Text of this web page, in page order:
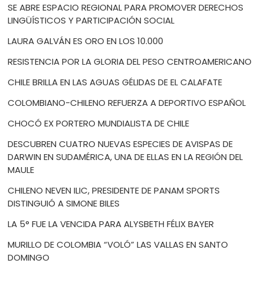
SE ABRE ESPACIO REGIONAL PARA PROMOVER DERECHOS
LINGÜÍSTICOS Y PARTICIPACIÓN SOCIAL
LAURA GALVÁN ES ORO EN LOS 10.000
RESISTENCIA POR LA GLORIA DEL PESO CENTROAMERICANO
CHILE BRILLA EN LAS AGUAS GÉLIDAS DE EL CALAFATE
COLOMBIANO-CHILENO REFUERZA A DEPORTIVO ESPAÑOL
CHOCÓ EX PORTERO MUNDIALISTA DE CHILE
DESCUBREN CUATRO NUEVAS ESPECIES DE AVISPAS DE
DARWIN EN SUDAMÉRICA, UNA DE ELLAS EN LA REGIÓN DEL
MAULE
CHILENO NEVEN ILIC, PRESIDENTE DE PANAM SPORTS
DISTINGUIÓ A SIMONE BILES
LA 5° FUE LA VENCIDA PARA ALYSBETH FÉLIX BAYER
MURILLO DE COLOMBIA “VOLÓ” LAS VALLAS EN SANTO
DOMINGO